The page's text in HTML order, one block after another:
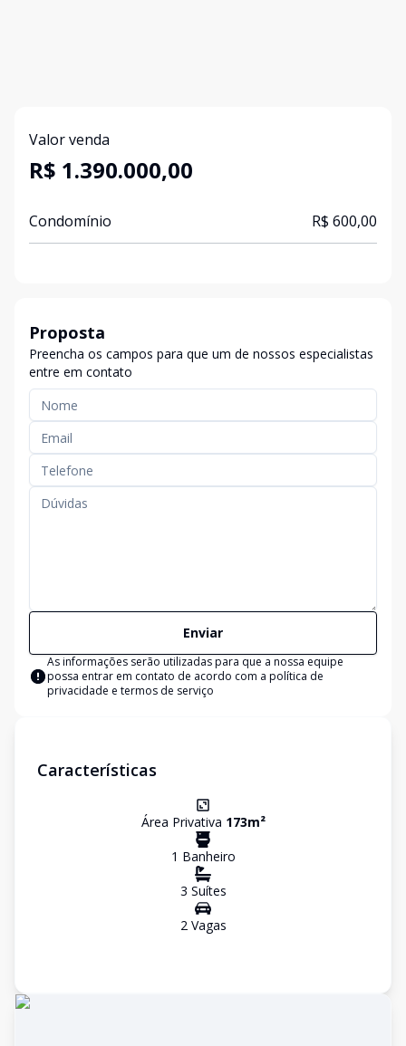
Valor venda
R$ 1.390.000,00
Condomínio R$ 600,00
Proposta
Preencha os campos para que um de nossos especialistas
entre em contato
Enviar
As informações serão utilizadas para que a nossa equipe
possa entrar em contato de acordo com a política de
privacidade e termos de serviço
Características
Área Privativa 173m²
1 Banheiro
3 Suítes
2Vagas